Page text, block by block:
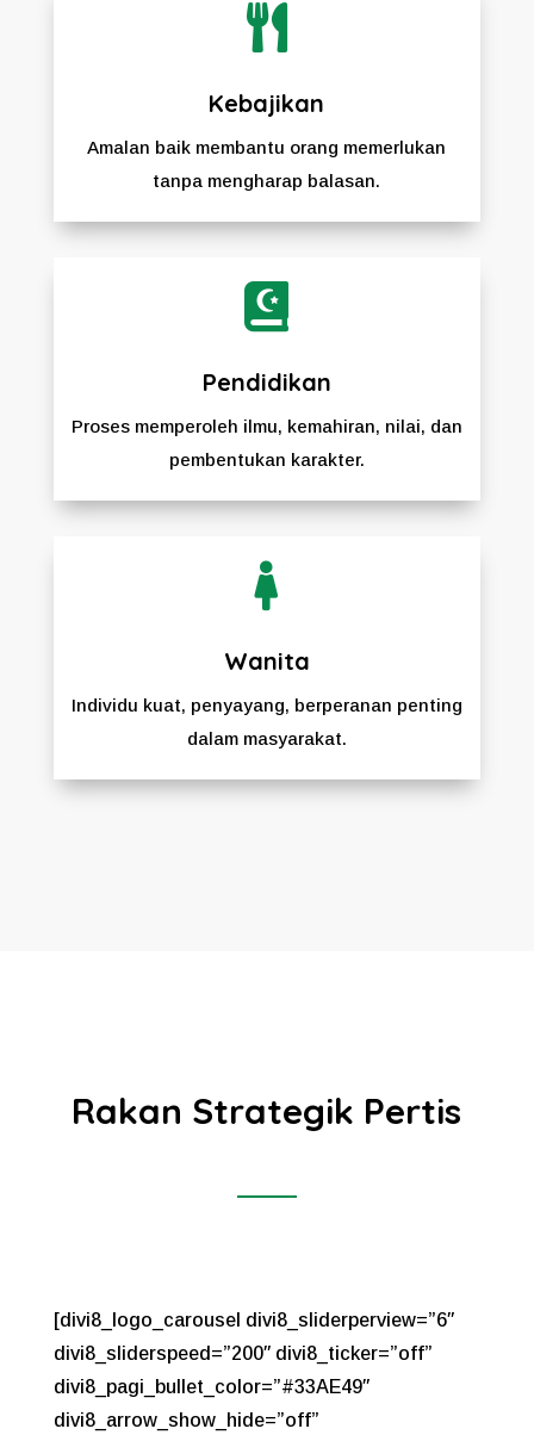

Kebajikan
Amalan baik membantu orang memerlukan
tanpa mengharap balasan.

Pendidikan
Proses memperoleh ilmu, kemahiran, nilai, dan
pembentukan karakter.

Wanita
Individu kuat, penyayang, berperanan penting
dalam masyarakat.
Rakan Strategik Pertis
[divi8_logo_carousel divi8_sliderperview=”6″
divi8_sliderspeed=”200″ divi8_ticker=”off”
divi8_pagi_bullet_color=”#33AE49″
divi8_arrow_show_hide=”off”